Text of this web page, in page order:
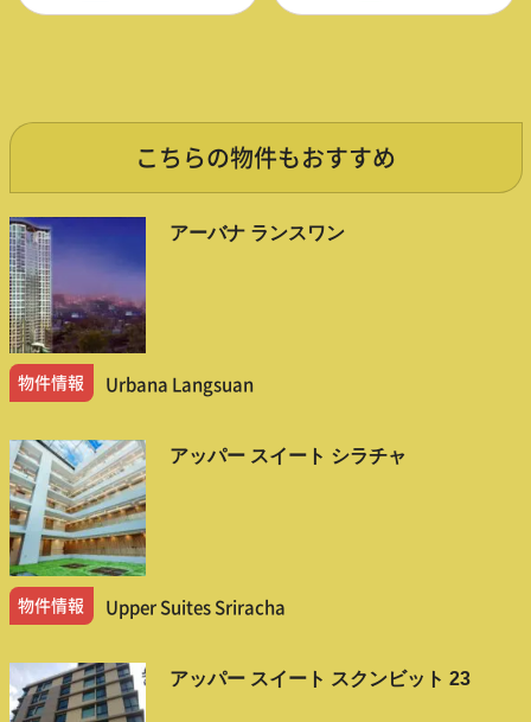
こちらの物件もおすすめ
アーバナ ランスワン
物件情報 Urbana Langsuan
アッパー スイート シラチャ
物件情報 Upper Suites Sriracha
アッパー スイート スクンビット 23